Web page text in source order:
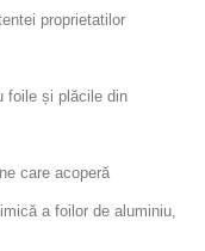
proprietatilor
foile și plăcile din
care acoperă
a foilor de aluminiu,